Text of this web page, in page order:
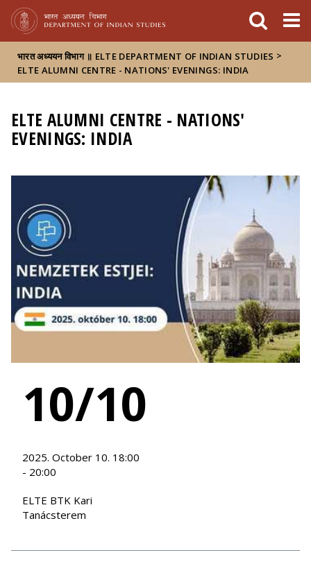
भारत अध्ययन विभाग ॥ ELTE DEPARTMENT OF INDIAN STUDIES >
ELTE ALUMNI CENTRE - NATIONS' EVENINGS: INDIA
ELTE ALUMNI CENTRE - NATIONS'
EVENINGS: INDIA
10/10
2025. October 10. 18:00
- 20:00
ELTE BTK Kari
Tanácsterem